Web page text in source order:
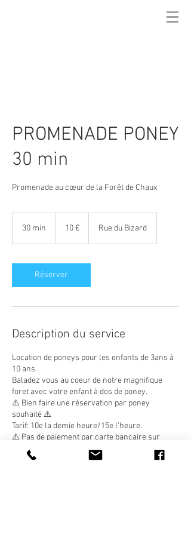
PROMENADE PONEY
30 min
Promenade au cœur de la Forêt de Chaux
30 min
i
n
10 € Rue du Bizard
Réserver
Description du service
Location de poneys pour les enfants de 3ans à
10 ans.
Baladez vous au coeur de notre magnifique
foret avec votre enfant à dos de poney.
⚠️ Bien faire une réservation par poney
souhaité ⚠️
Tarif: 10e la demie heure/15e l'heure.
⚠️ Pas de paiement par carte bancaire sur
place
fermée le dimanche matin